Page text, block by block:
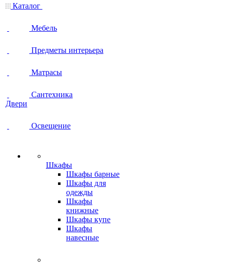
Каталог
Мебель
Предметы интерьера
Матрасы
Сантехника
Двери
Освещение
Шкафы
Шкафы барные
Шкафы для
одежды
Шкафы
книжные
Шкафы купе
Шкафы
навесные